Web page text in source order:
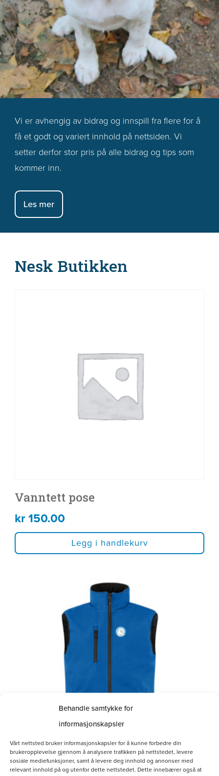
Behandle samtykke for
informasjonskapsler
Vårt nettsted bruker informasjonskapsler for å kunne forbedre din
brukeropplevelse gjennom å analysere trafikken på nettstedet, levere
sosiale mediefunksjoner, samt å levere deg innhold og annonser med
relevant innhold på og utenfor dette nettstedet. Dette innebærer også at
Vi er avhengig av bidrag og innspill fra flere for å
få et godt og variert innhold på nettsiden. Vi
setter derfor stor pris på alle bidrag og tips som
kommer inn.
Les mer
Nesk Butikken
Vanntett pose
kr150.00
Legg i handlekurv
Alternativene
produktsiden